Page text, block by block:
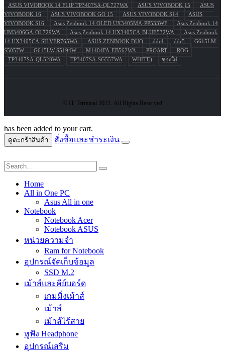
ASUS VIVOBOOK 14 FLIP TP3407SA-QL727WA
ASUS VIVOBOOK 15
ASUS
VIVOBOOK 16
ASUS VIVOBOOK GO 15 ASUS VIVOBOOK S14
ASUS
VIVOBOOK S16
Asus Zenbook 14 OLED UX3405MA-PP533WF
Asus Zenbook 14
UM3406GA-QL729WA
Asus Zenbook 14 UX3405CA-BLUE532WA
Asus Zenbook
14 UX3405CA-SILVER765WA
ASUS ZENBOOK DUO ddr4 ddr5
G615LM-
S5057W
G615LW-S5194W M1404FA-EB562WA PROART
ROG
TP3407SA-QL528WA
TP3407SA-SG557WA WHITE) ซองใส่
© IT Terminal 2022. All Rights Reserved
has been added to your cart.
ดูตะกร้าสินค้า สั่งซื้อและชำระเงิน
Home
All in One PC
Asus All in one
Notebook
Notebook Acer
Notebook ASUS
หน่วยความจำ
Ram for Notebook
อุปกรณ์จัดเก็บข้อมูล
SSD M.2
เม้าส์และคีย์บอร์ด
เกมมิ่งเม้าส์
เม้าส์
เม้าส์ไร้สาย
หูฟัง Headphone
อุปกรณ์เสริม